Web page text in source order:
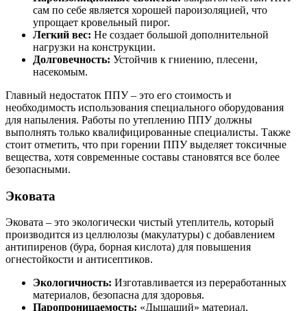
сам по себе является хорошей пароизоляцией, что
упрощает кровельный пирог.
Легкий вес: Не создает большой дополнительной
нагрузки на конструкции.
Долговечность: Устойчив к гниению, плесени,
насекомым.
Главный недостаток ППУ – это его стоимость и
необходимость использования специального оборудования
для напыления. Работы по утеплению ППУ должны
выполнять только квалифицированные специалисты. Также
стоит отметить, что при горении ППУ выделяет токсичные
вещества, хотя современные составы становятся все более
безопасными.
Эковата
Эковата – это экологически чистый утеплитель, который
производится из целлюлозы (макулатуры) с добавлением
антипиренов (бура, борная кислота) для повышения
огнестойкости и антисептиков.
Экологичность: Изготавливается из переработанных
материалов, безопасна для здоровья.
Паропроницаемость: «Дышащий» материал,